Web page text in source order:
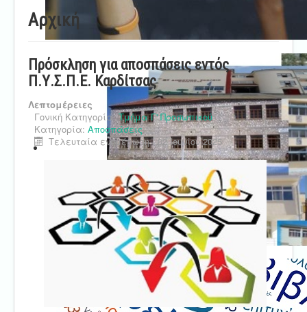
Αρχική
Πρόσκληση για αποσπάσεις εντός
Π.Υ.Σ.Π.Ε. Καρδίτσας
Λεπτομέρειες
Γονική Κατηγορία:Τμήμα Γ' Προσωπικού
Κατηγορία: Αποσπάσεις
Τελευταία ενημέρωση : 02 Ιουνίου 2025